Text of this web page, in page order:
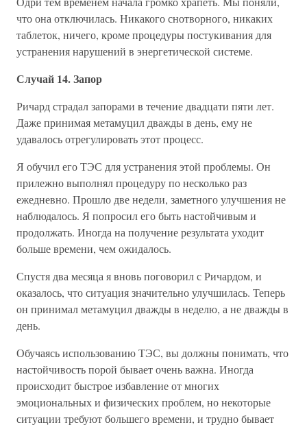
что она отключилась. Никакого снотворного, никаких
таблеток, ничего, кроме процедуры постукивания для
устранения нарушений в энергетической системе.
Случай 14. Запор
Ричард страдал запорами в течение двадцати пяти лет.
Даже принимая метамуцил дважды в день, ему не
удавалось отрегулировать этот процесс.
Я обучил его ТЭС для устранения этой проблемы. Он
прилежно выполнял процедуру по несколько раз
ежедневно. Прошло две недели, заметного улучшения не
наблюдалось. Я попросил его быть настойчивым и
продолжать. Иногда на получение результата уходит
больше времени, чем ожидалось.
Спустя два месяца я вновь поговорил с Ричардом, и
оказалось, что ситуация значительно улучшилась. Теперь
он принимал метамуцил дважды в неделю, а не дважды в
день.
Обучаясь использованию ТЭС, вы должны понимать, что
настойчивость порой бывает очень важна. Иногда
происходит быстрое избавление от многих
эмоциональных и физических проблем, но некоторые
ситуации требуют большего времени, и трудно бывает